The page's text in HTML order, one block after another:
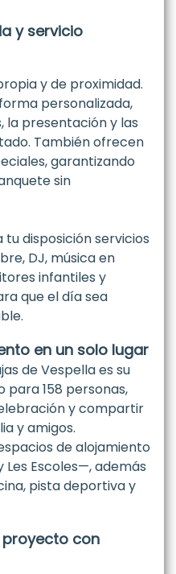
y servicio
y de proximidad.
personalizada,
la presentación y las
También ofrecen
garantizando
sin
disposición servicios
DJ, música en
infantiles y
que el día sea
en un solo lugar
de Vespella es su
158 personas,
y compartir
y amigos.
de alojamiento
Escoles—, además
pista deportiva y
proyecto con